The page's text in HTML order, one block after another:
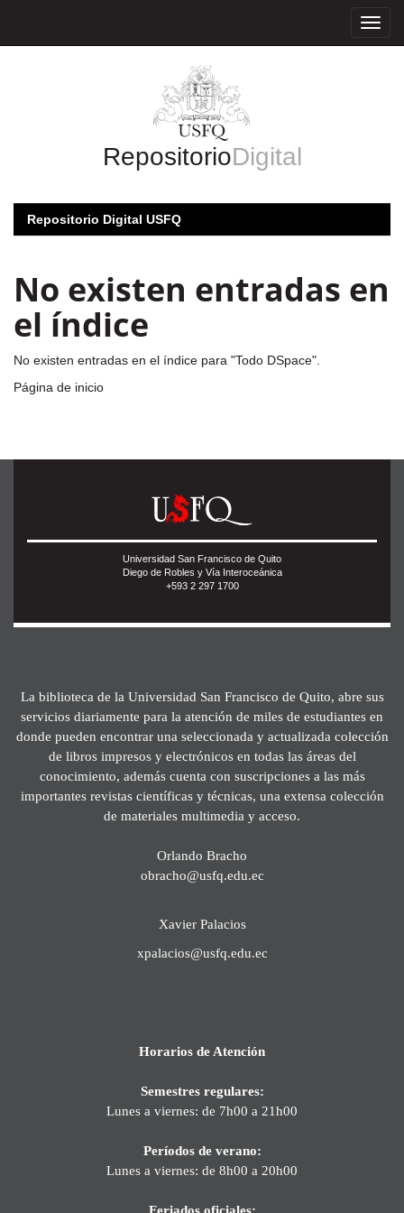
RepositorioDigital
Repositorio Digital USFQ
No existen entradas en
el índice
No existen entradas en el índice para "Todo DSpace".
Página de inicio
Universidad San Francisco de Quito
Diego de Robles y Vía Interoceánica
+593 2 297 1700
La biblioteca de la Universidad San Francisco de Quito, abre sus
servicios diariamente para la atención de miles de estudiantes en
donde pueden encontrar una seleccionada y actualizada colección
de libros impresos y electrónicos en todas las áreas del
conocimiento, además cuenta con suscripciones a las más
importantes revistas científicas y técnicas, una extensa colección
de materiales multimedia y acceso.
Orlando Bracho
obracho@usfq.edu.ec
Xavier Palacios
xpalacios@usfq.edu.ec
Horarios de Atención
Semestres regulares:
Lunes a viernes: de 7h00 a 21h00
Períodos de verano:
Lunes a viernes: de 8h00 a 20h00
Feriados oficiales: